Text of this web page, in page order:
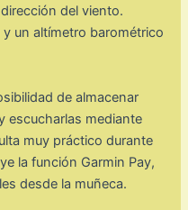
del viento.
un altímetro barométrico
de almacenar
escucharlas mediante
muy práctico durante
la función Garmin Pay,
desde la muñeca.